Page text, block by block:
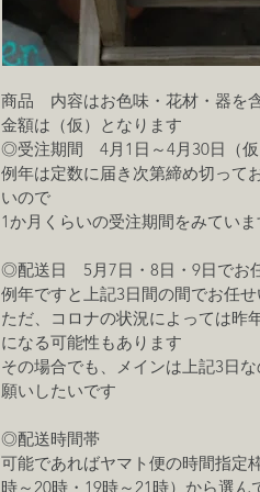
商品　内容はお色味・花材・器を
金額は（仮）となります
◎受注期間　4月1日～4月30日（仮
例年は定数に届き次第締め切って
いので
1か月くらいの受注期間をみていま
◎配送日　5月7日・8日・9日でお
例年ですと上記3日間の間でお任
ただ、コロナの状況によっては昨
になる可能性もあります
その場合でも、メインは上記3日
願いしたいです
◎配送時間帯
可能であればヤマト便の時間指定
時～20時・19時～21時）から選